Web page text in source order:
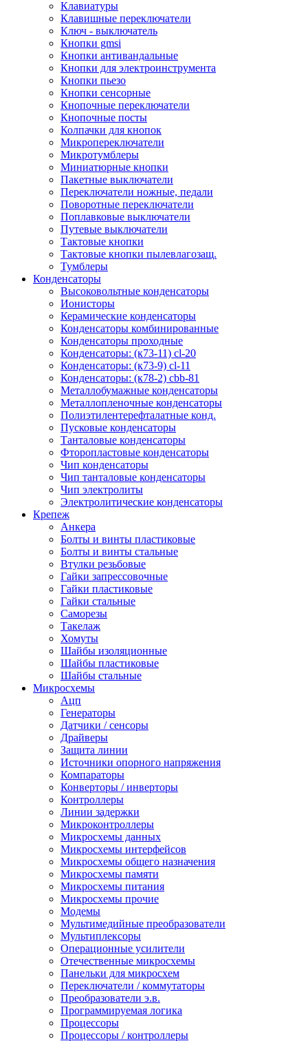
Клавиатуры
Клавишные переключатели
Ключ - выключатель
Кнопки gmsi
Кнопки антивандальные
Кнопки для электроинструмента
Кнопки пьезо
Кнопки сенсорные
Кнопочные переключатели
Кнопочные посты
Колпачки для кнопок
Микропереключатели
Микротумблеры
Миниатюрные кнопки
Пакетные выключатели
Переключатели ножные, педали
Поворотные переключатели
Поплавковые выключатели
Путевые выключатели
Тактовые кнопки
Тактовые кнопки пылевлагозащ.
Тумблеры
Конденсаторы
Высоковольтные конденсаторы
Ионисторы
Керамические конденсаторы
Конденсаторы комбинированные
Конденсаторы проходные
Конденсаторы: (к73-11) cl-20
Конденсаторы: (к73-9) cl-11
Конденсаторы: (к78-2) cbb-81
Металлобумажные конденсаторы
Металлопленочные конденсаторы
Полиэтилентерефталатные конд.
Пусковые конденсаторы
Танталовые конденсаторы
Фторопластовые конденсаторы
Чип конденсаторы
Чип танталовые конденсаторы
Чип электролиты
Электролитические конденсаторы
Крепеж
Анкера
Болты и винты пластиковые
Болты и винты стальные
Втулки резьбовые
Гайки запрессовочные
Гайки пластиковые
Гайки стальные
Саморезы
Такелаж
Хомуты
Шайбы изоляционные
Шайбы пластиковые
Шайбы стальные
Микросхемы
Ацп
Генераторы
Датчики / сенсоры
Драйверы
Защита линии
Источники опорного напряжения
Компараторы
Конверторы / инверторы
Контроллеры
Линии задержки
Микроконтроллеры
Микросхемы данных
Микросхемы интерфейсов
Микросхемы общего назначения
Микросхемы памяти
Микросхемы питания
Микросхемы прочие
Модемы
Мультимедийные преобразователи
Мультиплексоры
Операционные усилители
Отечественные микросхемы
Панельки для микросхем
Переключатели / коммутаторы
Преобразователи э.в.
Программируемая логика
Процессоры
Процессоры / контроллеры